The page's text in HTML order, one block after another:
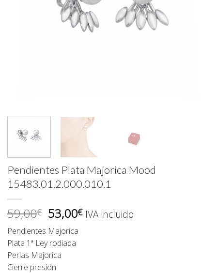
Pendientes Plata Majorica Mood
15483.01.2.000.010.1
59,00€ El
precio
original
era:
59,00€.
53,00€ElIVA incluido
Pendientes Majorica
Plata 1ª Ley rodiada
Perlas Majorica
Cierre presión